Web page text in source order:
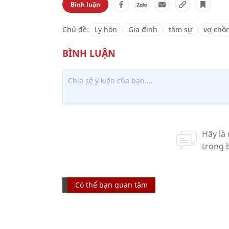
Bình luận
Chủ đề: Ly hôn Gia đình tâm sự vợ
Có thể bạn quan tâm